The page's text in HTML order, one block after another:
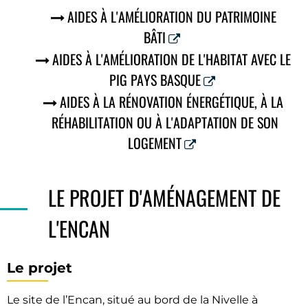
AIDES À L'AMÉLIORATION DU PATRIMOINE
BÂTI
AIDES À L'AMÉLIORATION DE L'HABITAT AVEC LE
PIG PAYS BASQUE
AIDES À LA RÉNOVATION ÉNERGÉTIQUE, À LA
RÉHABILITATION OU À L'ADAPTATION DE SON
LOGEMENT
LE PROJET D'AMÉNAGEMENT DE
L'ENCAN
Le projet
Le site de l’Encan, situé au bord de la Nivelle à